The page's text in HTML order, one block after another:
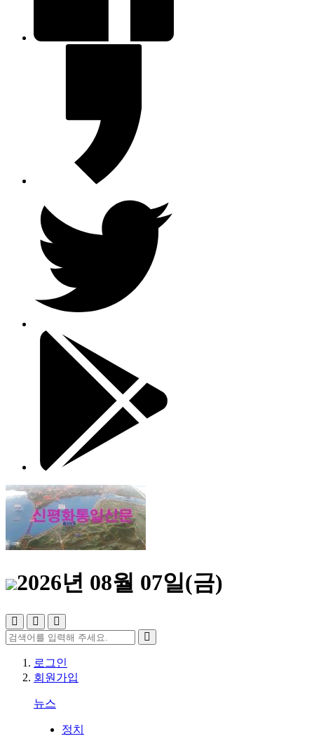
2026년 08월 07일(금)
로그인
회원가입
뉴스
정치